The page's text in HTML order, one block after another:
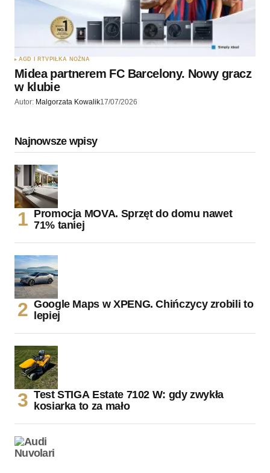
AGD I RTV PIŁKA NOŻNA
Midea partnerem FC Barcelony. Nowy gracz
w klubie
Autor: Malgorzata Kowalik17/07/2026
Najnowsze wpisy
Promocja MOVA. Sprzęt do domu nawet
71% taniej
Google Maps w XPENG. Chińczycy zrobili to
lepiej
Test STIGA Estate 7102 W: gdy zwykła
kosiarka to za mało